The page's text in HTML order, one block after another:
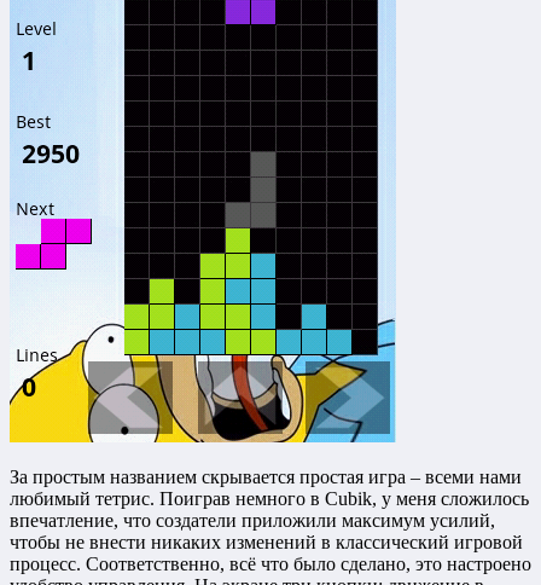
За простым названием скрывается простая игра – всеми нами
любимый тетрис. Поиграв немного в Cubik, у меня сложилось
впечатление, что создатели приложили максимум усилий,
чтобы не внести никаких изменений в классический игровой
процесс. Соответственно, всё что было сделано, это настроено